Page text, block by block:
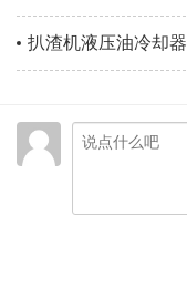
扒渣机液压油冷却器